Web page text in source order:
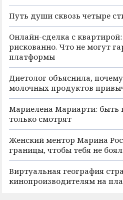
Путь души сквозь четыре
Онлайн-сделка с
рискованно. Что не могут
платформы
Диетолог объяснила,
молочных продуктов
Мариелена Мариарти: быть
только смотрят
Женский ментор Марина
границы, чтобы тебя не
Виртуальная география
кинопроизводителям на